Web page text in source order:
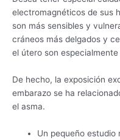
electromagnéticos de sus
son más sensibles y
cráneos más delgados y
el útero son especialmente
De hecho, la exposición
embarazo se ha
el asma.
Un pequeño estudio